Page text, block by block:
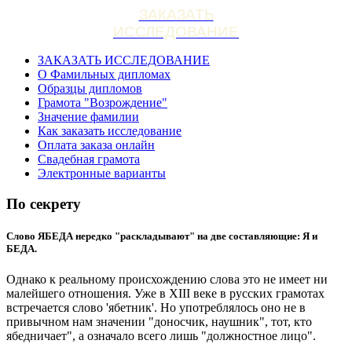
ЗАКАЗАТЬ
ИССЛЕДОВАНИЕ
ЗАКАЗАТЬ ИССЛЕДОВАНИЕ
О Фамильных дипломах
Образцы дипломов
Грамота "Возрождение"
Значение фамилии
Как заказать исследование
Оплата заказа онлайн
Свадебная грамота
Электронные варианты
По секрету
Слово ЯБЕДА нередко "раскладывают" на две составляющие: Я и
БЕДА.
Однако к реальному происхождению слова это не имеет ни
малейшего отношения. Уже в XIII веке в русских грамотах
встречается слово 'ябетник'. Но употреблялось оно не в
привычном нам значении "доносчик, наушник", тот, кто
ябедничает", а означало всего лишь "должностное лицо".